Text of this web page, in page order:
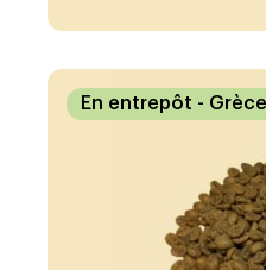
En entrepôt - Grèce